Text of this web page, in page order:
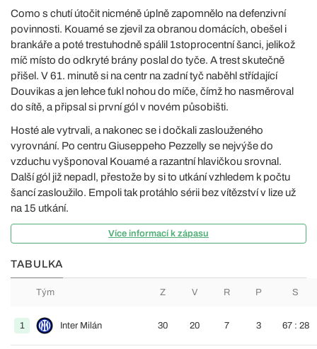
Como s chutí útočit nicméně úplně zapomnělo na defenzivní
povinnosti. Kouamé se zjevil za obranou domácích, obešel i
brankáře a poté trestuhodně spálil 1stoprocentní šanci, jelikož
míč místo do odkryté brány poslal do tyče. A trest skutečně
přišel. V 61. minutě si na centr na zadní tyč naběhl střídající
Douvikas a jen lehce ťukl nohou do míče, čímž ho nasměroval
do sítě, a připsal si první gól v novém působišti.
Hosté ale vytrvali, a nakonec se i dočkali zaslouženého
vyrovnání. Po centru Giuseppeho Pezzelly se nejvýše do
vzduchu vyšponoval Kouamé a razantní hlavičkou srovnal.
Další gól již nepadl, přestože by si to utkání vzhledem k počtu
šancí zasloužilo. Empoli tak protáhlo sérii bez vítězství v lize už
na 15 utkání.
Více informací k zápasu
TABULKA
Tým Z V R P S
1 Inter Milán 30 20 7 3 67 : 28